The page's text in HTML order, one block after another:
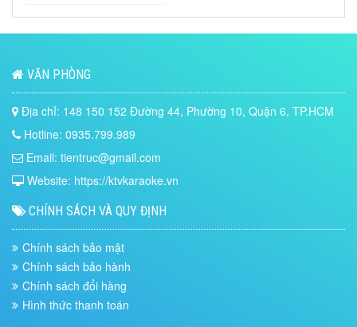
VĂN PHÒNG
Địa chỉ: 148 150 152 Đường 44, Phường 10, Quận 6, TP.HCM
Hotline: 0935.799.989
Email: tientruc@gmail.com
Website: https://ktvkaraoke.vn
CHÍNH SÁCH VÀ QUY ĐỊNH
Chính sách bảo mật
Chính sách bảo hành
Chính sách đổi hàng
Hình thức thanh toán